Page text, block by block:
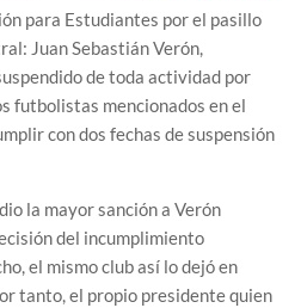
para Estudiantes por el pasillo
Juan Sebastián Verón,
de toda actividad por
futbolistas mencionados en el
con dos fechas de suspensión
la mayor sanción a Verón
del incumplimiento
el mismo club así lo dejó en
tanto, el propio presidente quien